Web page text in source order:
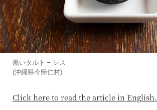
黒いタルト – シス
(沖縄県今帰仁村)
Click here to read the article in English.